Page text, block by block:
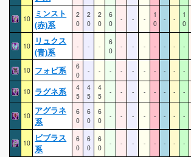
10
ミンスト
(赤)系
2
0
2
0
2
0
6
0
- - -
1
0
- -
1
0
10
リュクス
(青)系
- - -
6
0
- - - - - - -
10 フォビ系
6
0
- - - - - - - - - -
10 ラグネ系
4
5
4
5
4
5
- - - - - - - -
10 アグラネ
系
6
0
6
0
6
0
- - - - - - - -
10 ビブラス
系
6
0
6
0
6
0
- - - - - - - -